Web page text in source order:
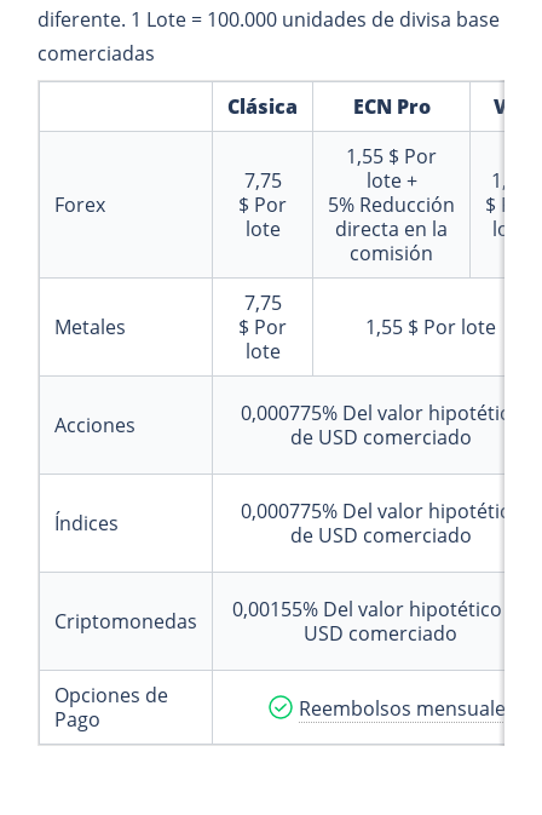
diferente. 1 Lote = 100.000 unidades de divisa base
comerciadas
Clásica
ECN Pro VIP
Forex
7,75
$ Por
lote
1,55 $ Por
lote +
5% Reducción
directa en la
comisión
1,55
$ Por
lote
Metales
7,75
$ Por
lote
1,55 $ Por lote
Acciones 0,000775% Del valor hipotético
de USD comerciado
Índices 0,000775% Del valor hipotético
de USD comerciado
Criptomonedas 0,00155% Del valor hipotético de
USD comerciado
Opciones de
Pago
Reembolsos mensuales -